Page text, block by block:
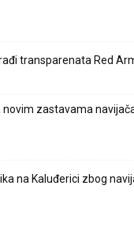
transparenata Red
novim zastavama
na Kaluđerici zbog